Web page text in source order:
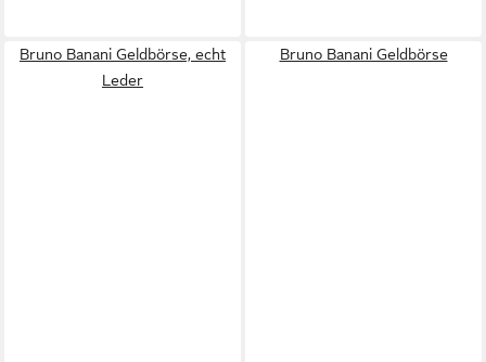
Bruno Banani Geldbörse, echt
Leder
Bruno Banani Geldbörse